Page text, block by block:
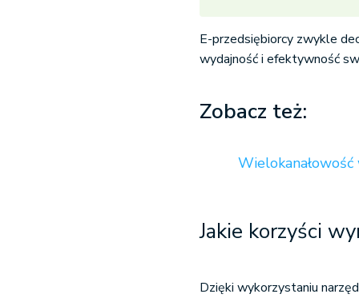
E-przedsiębiorcy zwykle
wydajność i efektywność
Zobacz też:
Jakie korzyści
Dzięki wykorzystaniu